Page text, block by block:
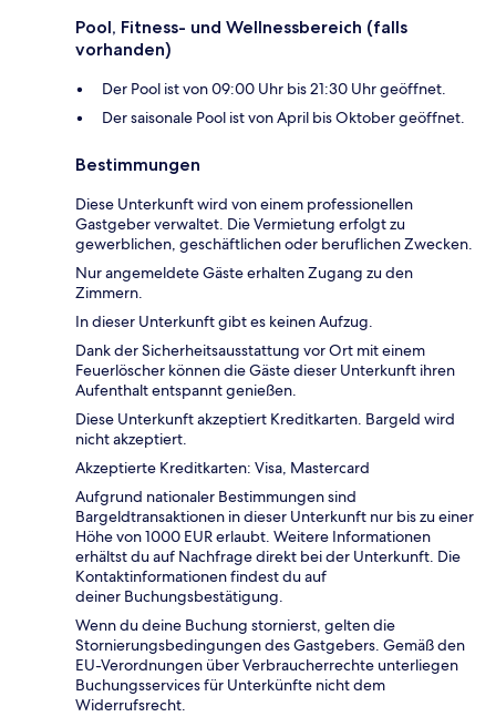
Pool, Fitness- und Wellnessbereich (falls
vorhanden)
Der Pool ist von 09:00 Uhr bis 21:30 Uhr geöffnet.
Der saisonale Pool ist von April bis Oktober geöffnet.
Bestimmungen
Diese Unterkunft wird von einem professionellen
Gastgeber verwaltet. Die Vermietung erfolgt zu
gewerblichen, geschäftlichen oder beruflichen Zwecken.
Nur angemeldete Gäste erhalten Zugang zu den
Zimmern.
In dieser Unterkunft gibt es keinen Aufzug.
Dank der Sicherheitsausstattung vor Ort mit einem
Feuerlöscher können die Gäste dieser Unterkunft ihren
Aufenthalt entspannt genießen.
Diese Unterkunft akzeptiert Kreditkarten. Bargeld wird
nicht akzeptiert.
Akzeptierte Kreditkarten: Visa, Mastercard
Aufgrund nationaler Bestimmungen sind
Bargeldtransaktionen in dieser Unterkunft nur bis zu einer
Höhe von 1000 EUR erlaubt. Weitere Informationen
erhältst du auf Nachfrage direkt bei der Unterkunft. Die
Kontaktinformationen findest du auf
deiner Buchungsbestätigung.
Wenn du deine Buchung stornierst, gelten die
Stornierungsbedingungen des Gastgebers. Gemäß den
EU-Verordnungen über Verbraucherrechte unterliegen
Buchungsservices für Unterkünfte nicht dem
Widerrufsrecht.